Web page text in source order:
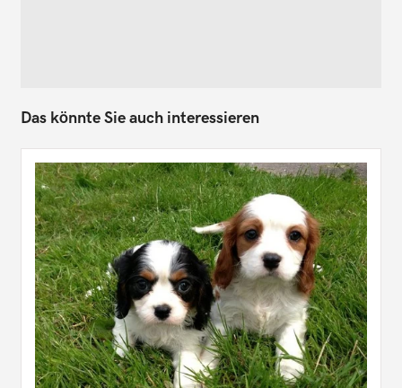
Das könnte Sie auch interessieren